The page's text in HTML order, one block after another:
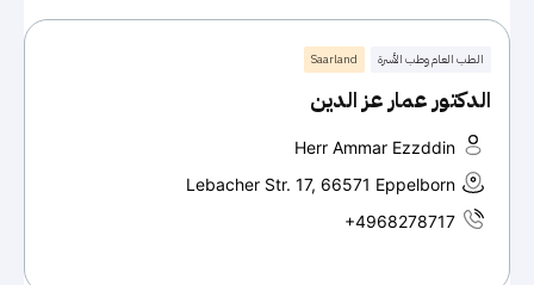
الطب العام وطب الأسرة Saarland
الدكتور عمار عز الدين
Herr Ammar Ezzddin
Lebacher Str. 17, 66571 Eppelborn
+4968278717